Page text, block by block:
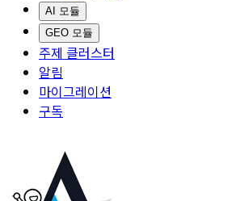
AI 모듈
GEO 모듈
주제 클러스터
알림
마이그레이션
구독